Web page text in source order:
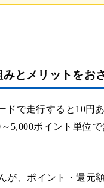
とメリットをお
ドで走行すると10円
5,000ポイント単位
が、ポイント・還元